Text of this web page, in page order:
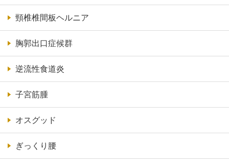
頸椎椎間板ヘルニア
胸郭出口症候群
逆流性食道炎
子宮筋腫
オスグッド
ぎっくり腰